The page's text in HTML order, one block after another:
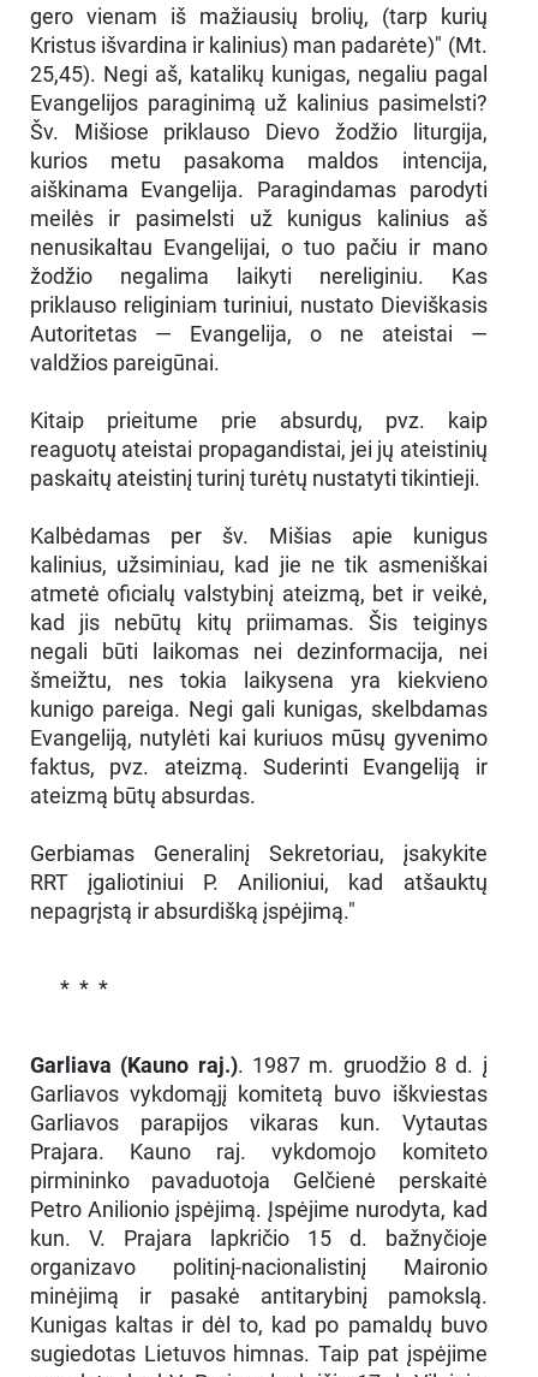
gero vienam iš mažiausių brolių, (tarp kurių
Kristus išvardina ir kalinius) man padarėte)" (Mt.
25,45). Negi aš, katalikų kunigas, negaliu pagal
Evangelijos paraginimą už kalinius pasimelsti?
Šv. Mišiose priklauso Dievo žodžio liturgija,
kurios metu pasakoma maldos intencija,
aiškinama Evangelija. Paragindamas parodyti
meilės ir pasimelsti už kunigus kalinius aš
nenusikaltau Evangelijai, o tuo pačiu ir mano
žodžio negalima laikyti nereliginiu. Kas
priklauso religiniam turiniui, nustato Dieviškasis
Autoritetas — Evangelija, o ne ateistai —
valdžios pareigūnai.
Kitaip prieitume prie absurdų, pvz. kaip
reaguotų ateistai propagandistai, jei jų ateistinių
paskaitų ateistinį turinį turėtų nustatyti tikintieji.
Kalbėdamas per šv. Mišias apie kunigus
kalinius, užsiminiau, kad jie ne tik asmeniškai
atmetė oficialų valstybinį ateizmą, bet ir veikė,
kad jis nebūtų kitų priimamas. Šis teiginys
negali būti laikomas nei dezinformacija, nei
šmeižtu, nes tokia laikysena yra kiekvieno
kunigo pareiga. Negi gali kunigas, skelbdamas
Evangeliją, nutylėti kai kuriuos mūsų gyvenimo
faktus, pvz. ateizmą. Suderinti Evangeliją ir
ateizmą būtų absurdas.
Gerbiamas Generalinį Sekretoriau, įsakykite
RRT įgaliotiniui P. Anilioniui, kad atšauktų
nepagrįstą ir absurdišką įspėjimą."
* * *
Garliava (Kauno raj.). 1987 m. gruodžio 8 d. į
Garliavos vykdomąjį komitetą buvo iškviestas
Garliavos parapijos vikaras kun. Vytautas
Prajara. Kauno raj. vykdomojo komiteto
pirmininko pavaduotoja Gelčienė perskaitė
Petro Anilionio įspėjimą. Įspėjime nurodyta, kad
kun. V. Prajara lapkričio 15 d. bažnyčioje
organizavo politinį-nacionalistinį Maironio
minėjimą ir pasakė antitarybinį pamokslą.
Kunigas kaltas ir dėl to, kad po pamaldų buvo
sugiedotas Lietuvos himnas. Taip pat įspėjime